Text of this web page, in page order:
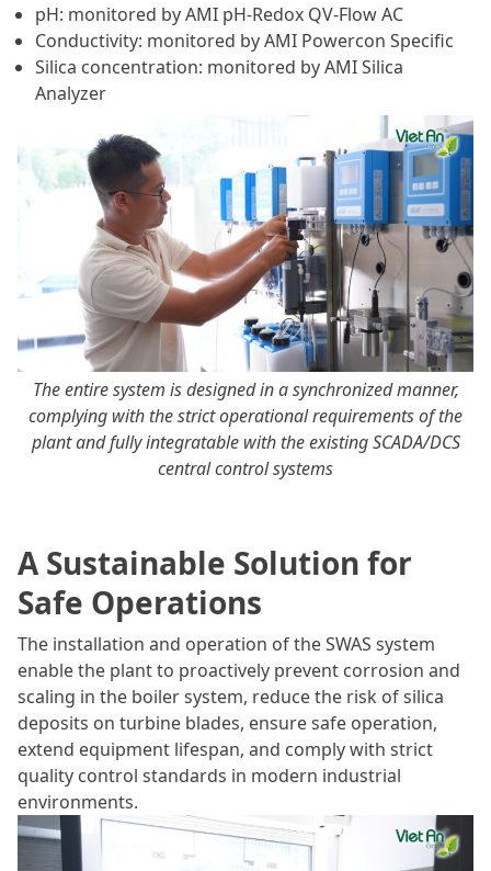
pH: monitored by AMI pH-Redox QV-Flow AC
Conductivity: monitored by AMI Powercon Specific
Silica concentration: monitored by AMI Silica
Analyzer
The entire system is designed in a synchronized manner,
complying with the strict operational requirements of the
plant and fully integratable with the existing SCADA/DCS
central control systems
A Sustainable Solution for
Safe Operations
The installation and operation of the SWAS system
enable the plant to proactively prevent corrosion and
scaling in the boiler system, reduce the risk of silica
deposits on turbine blades, ensure safe operation,
extend equipment lifespan, and comply with strict
quality control standards in modern industrial
environments.